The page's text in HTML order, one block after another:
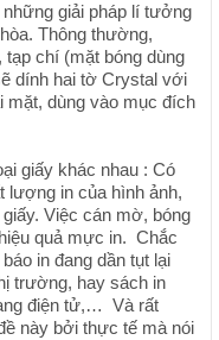
giải pháp lí tưởng
Thông thường,
chí (mặt bóng dùng
dính hai tờ Crystal với
mặt, dùng vào mục đích
giấy khác nhau : Có
lượng in của hình ảnh,
Việc cán mờ, bóng
quả mực in. Chắc
in đang dần tụt lại
trường, hay sách in
điện tử,… Và rất
này bởi thực tế mà nói